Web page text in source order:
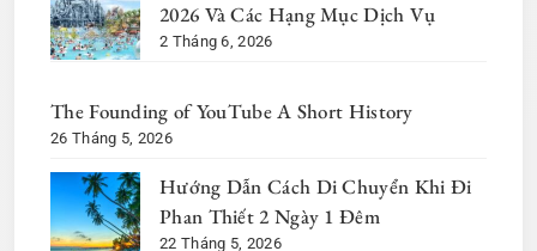
2026 Và Các Hạng Mục Dịch Vụ
2 Tháng 6, 2026
The Founding of YouTube A Short History
26 Tháng 5, 2026
Hướng Dẫn Cách Di Chuyển Khi Đi
Phan Thiết 2 Ngày 1 Đêm
22 Tháng 5, 2026